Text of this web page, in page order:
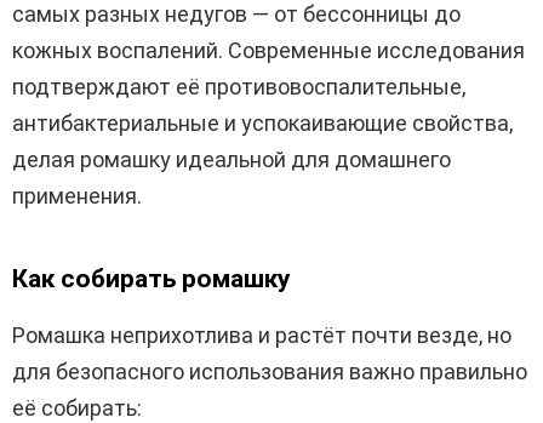
самых разных недугов — от бессонницы до
кожных воспалений. Современные исследования
подтверждают её противовоспалительные,
антибактериальные и успокаивающие свойства,
делая ромашку идеальной для домашнего
применения.
Как собирать ромашку
Ромашка неприхотлива и растёт почти везде, но
для безопасного использования важно правильно
её собирать: